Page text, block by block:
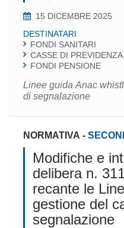
15 DICEMBRE 2025
DESTINATARI
FONDI SANITARI
CASSE DI PREVIDENZA
FONDI PENSIONE
Linee guida Anac
di segnalazione
NORMATIVA -
Modifiche e
delibera n.
recante le
gestione del
segnalazione